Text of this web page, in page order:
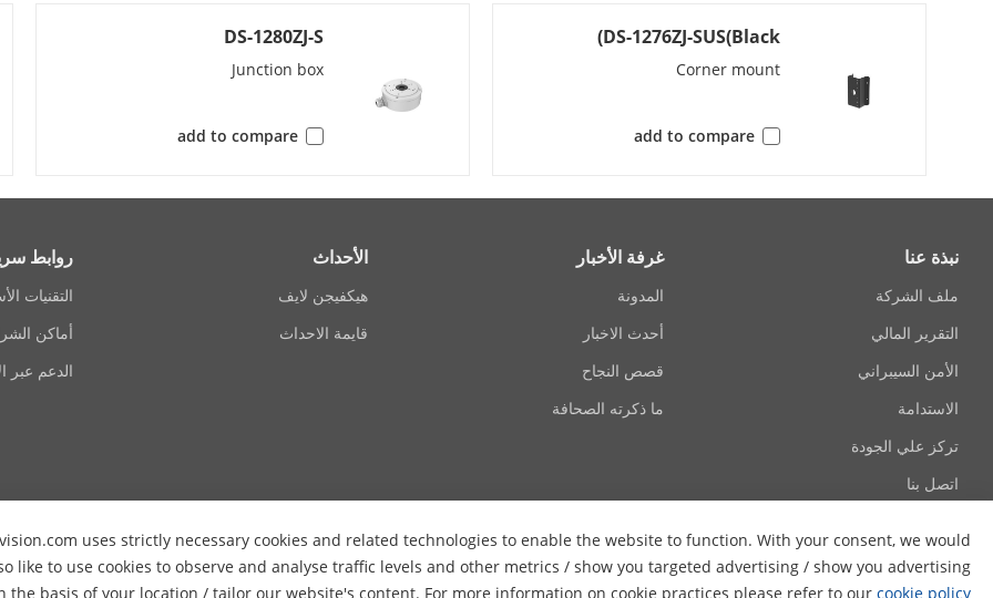
320 Kbps (MP3)/16 to 64 Kbps (AAC-LC)
8 kHz/16 kHz/32 kHz/44.1 kHz/48 kHz
Environment Noise Filtering
Yes
Network
Simultaneous Live View
Up to 6 channels
DS-1276ZJ-SUS(Black)
Corner mount
add to compare
DS-1280ZJ-S
Junction box
add to compare
uses strictly necessary cookies and related technologies to enable the website to function. With your consent, we would
like to use cookies to observe and analyse traffic levels and other metrics / show you targeted advertising / show you advertising
the basis of your location / tailor our website's content. For more information on cookie practices please refer to our cookie policy
نبذة عنا
ملف الشركة
التقرير المالي
الأمن السيبراني
الاستدامة
تركز علي الجودة
اتصل بنا
غرفة الأخبار
المدونة
أحدث الاخبار
قصص النجاح
ما ذكرته الصحافة
الأحداث
هيكفيجن لايف
قايمة الاحداث
روابط
التقنيات
أماكن
الدعم عبر